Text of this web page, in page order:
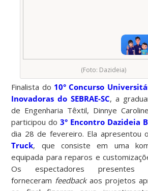
(Foto: Dazideia)
Finalista do 10° Concurso
Inovadoras do SEBRAE-SC, a
de Engenharia Têxtil, Dinnye
participou do 3° Encontro Dazideia
dia 28 de fevereiro. Ela apresentou o
Truck, que consiste em uma
equipada para reparos e
Os espectadores presentes
forneceram feedbackaos projetos